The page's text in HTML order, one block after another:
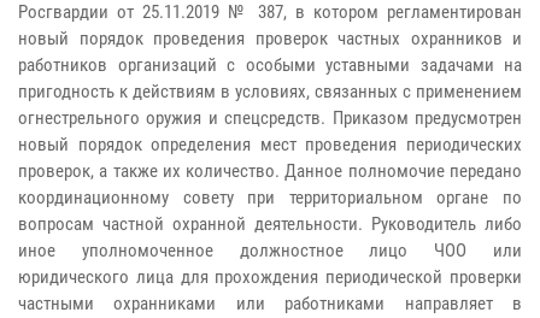
Росгвардии от 25.11.2019 № 387, в котором регламентирован
новый порядок проведения проверок частных охранников и
работников организаций с особыми уставными задачами на
пригодность к действиям в условиях, связанных с применением
огнестрельного оружия и спецсредств. Приказом предусмотрен
новый порядок определения мест проведения периодических
проверок, а также их количество. Данное полномочие передано
координационному совету при территориальном органе по
вопросам частной охранной деятельности. Руководитель либо
иное уполномоченное должностное лицо ЧОО или
юридического лица для прохождения периодической проверки
частными охранниками или работниками направляет в